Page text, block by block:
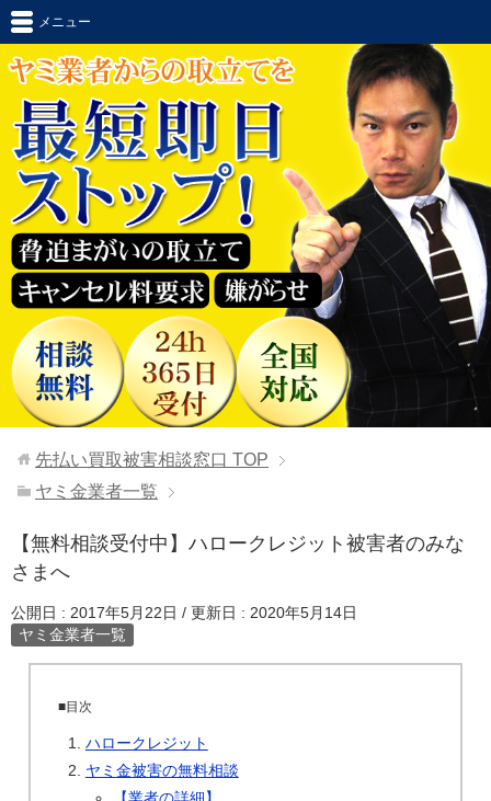
メニュー
先払い買取被害相談窓口 TOP
ヤミ金業者一覧
【無料相談受付中】ハロークレジット被害者のみな
さまへ
公開日 : 2017年5月22日 / 更新日 : 2020年5月14日
ヤミ金業者一覧
■目次
ハロークレジット
ヤミ金被害の無料相談